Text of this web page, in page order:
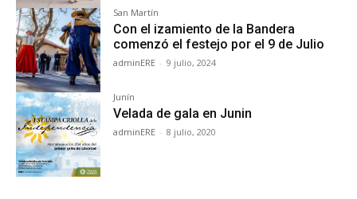
San Martín
Con el izamiento de la Bandera
comenzó el festejo por el 9 de Julio
adminERE - 9 julio, 2024
Junín
Velada de gala en Junin
adminERE - 8 julio, 2020